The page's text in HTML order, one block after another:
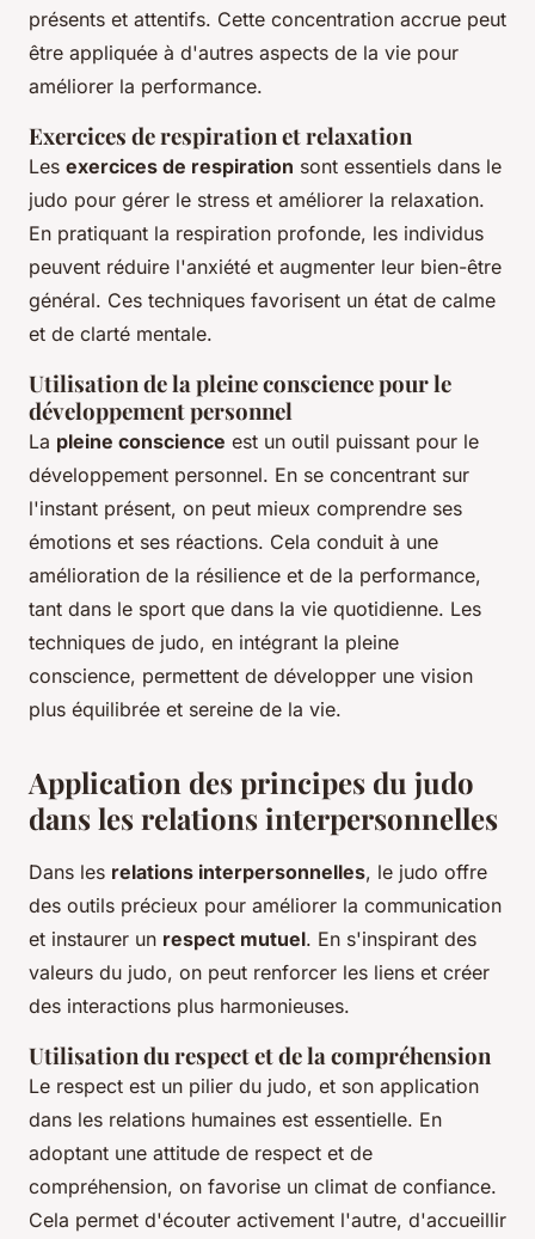
présents et attentifs. Cette concentration accrue peut
être appliquée à d'autres aspects de la vie pour
améliorer la performance.
Exercices de respiration et relaxation
Les exercices de respiration sont essentiels dans le
judo pour gérer le stress et améliorer la relaxation.
En pratiquant la respiration profonde, les individus
peuvent réduire l'anxiété et augmenter leur bien-être
général. Ces techniques favorisent un état de calme
et de clarté mentale.
Utilisation de la pleine conscience pour le
développement personnel
La pleine conscience est un outil puissant pour le
développement personnel. En se concentrant sur
l'instant présent, on peut mieux comprendre ses
émotions et ses réactions. Cela conduit à une
amélioration de la résilience et de la performance,
tant dans le sport que dans la vie quotidienne. Les
techniques de judo, en intégrant la pleine
conscience, permettent de développer une vision
plus équilibrée et sereine de la vie.
Application des principes du judo
dans les relations interpersonnelles
Dans les relations interpersonnelles, le judo offre
des outils précieux pour améliorer la communication
et instaurer un respect mutuel. En s'inspirant des
valeurs du judo, on peut renforcer les liens et créer
des interactions plus harmonieuses.
Utilisation du respect et de la compréhension
Le respect est un pilier du judo, et son application
dans les relations humaines est essentielle. En
adoptant une attitude de respect et de
compréhension, on favorise un climat de confiance.
Cela permet d'écouter activement l'autre, d'accueillir